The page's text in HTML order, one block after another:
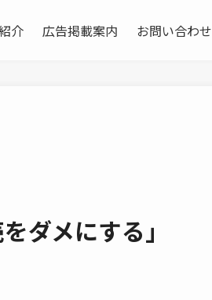
介 広告掲載案内 お問い合わせ
ダメにする」